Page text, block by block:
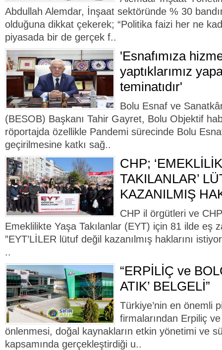
Abdullah Alemdar, İnşaat sektöründe % 30
olduğuna dikkat çekerek; “Politika faizi her ne
piyasada bir de gerçek f..
'Esnafımıza
yaptıklarımız
teminatıdır'
Bolu Esnaf ve
(BESOB) Başkanı Tahir Gayret, Bolu Objektif
röportajda özellikle Pandemi sürecinde Bolu
geçirilmesine katkı sağ..
CHP;
TAKILANLAR’
KAZANILMIŞ
CHP il örgütleri ve
Emeklilikte Yaşa Takılanlar (EYT) için 81 ilde eş
”EYT’LİLER lütuf değil kazanılmış haklarını
..
“ERPİLİÇ ve
ATIK’ BELGELİ”
Türkiye’nin en önemli
firmalarından Erpiliç
önlenmesi, doğal kaynakların etkin yönetimi ve
kapsamında gerçekleştirdiği u..